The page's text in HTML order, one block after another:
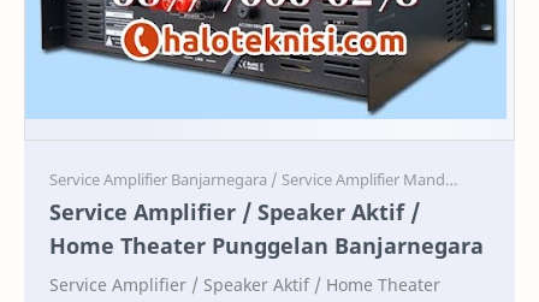
Service Service
Service Amplifier / Speaker Aktif /
Home Theater Punggelan Banjarnegara
Service Amplifier / Speaker Aktif / Home Theater